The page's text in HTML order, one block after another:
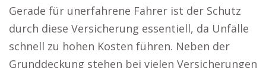
Gerade für unerfahrene Fahrer ist der Schutz
durch diese Versicherung essentiell, da Unfälle
schnell zu hohen Kosten führen. Neben der
Grunddeckung stehen bei vielen Versicherungen